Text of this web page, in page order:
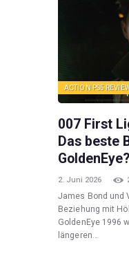
ACTION PS5
007 First
Das beste
GoldenEye?
2. Juni 2026
James Bond und
Beziehung mit
GoldenEye 1996
längeren…